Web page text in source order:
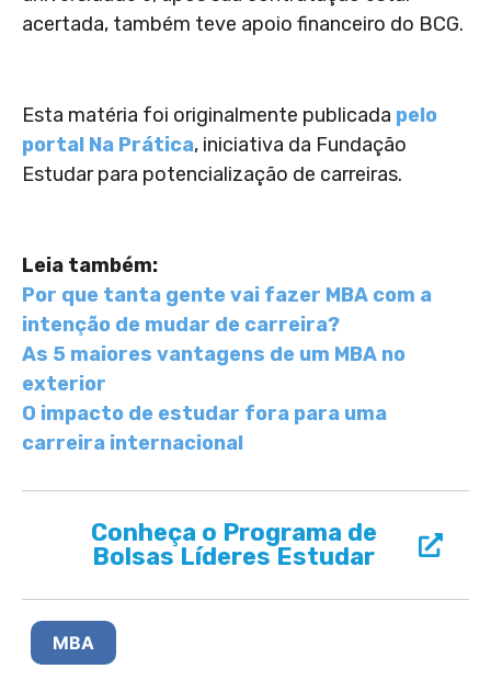
acertada, também teve apoio financeiro do BCG.
Esta matéria foi originalmente publicada pelo
portal Na Prática, iniciativa da Fundação
Estudar para potencialização de carreiras.
Leia também:
Por que tanta gente vai fazer MBA com a
intenção de mudar de carreira?
As 5 maiores vantagens de um MBA no
exterior
O impacto de estudar fora para uma
carreira internacional
Conheça o Programa de
Bolsas Líderes Estudar
MBA